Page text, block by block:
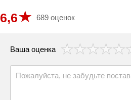
6,6 689 оценок
Ваша оценка